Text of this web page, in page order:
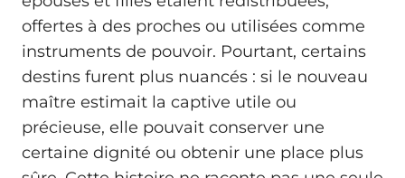
offertes à des proches ou utilisées comme
instruments de pouvoir. Pourtant, certains
destins furent plus nuancés : si le nouveau
maître estimait la captive utile ou
précieuse, elle pouvait conserver une
certaine dignité ou obtenir une place plus